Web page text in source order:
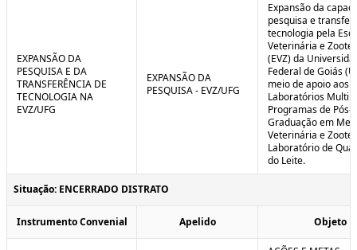
EXPANSÃO DA
PESQUISA E DA
TRANSFERÊNCIA DE
TECNOLOGIA NA
EVZ/UFG
EXPANSÃO DA
PESQUISA - EVZ/UFG
Expansão da
pesquisa e
tecnologia pela
Veterinária e
(EVZ) da
Federal de Goiás
meio de apoio aos
Laboratórios
Programas de Pós-
Graduação em
Veterinária e
Laboratório de
do Leite.
Situação: ENCERRADO DISTRATO
Instrumento Convenial Apelido Objeto